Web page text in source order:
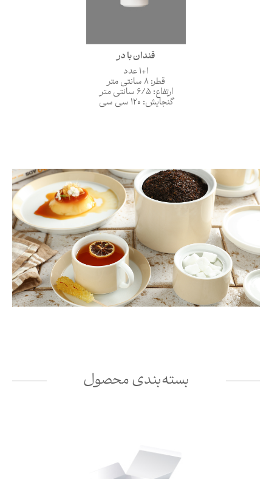
قندان با در
1+1 عدد
قطر: 8 سانتی متر
ارتفاع: 6/5 سانتی متر
گنجایش: 120 سی سی
بسته‌بندی محصول